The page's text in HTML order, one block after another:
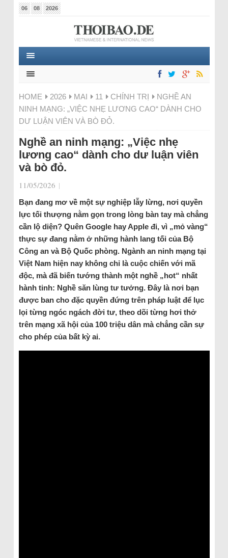
06 08 2026
HOME 2026 MAI 11 CHÍNH TRỊ
NGHỀ AN
NINH MẠNG: „VIỆC NHẸ LƯƠNG CAO“ DÀNH CHO
DƯ LUẬN VIÊN VÀ BÒ ĐỎ.
Nghề an ninh mạng: „Việc nhẹ
lương cao“ dành cho dư luận viên
và bò đỏ.
11/05/2026 |
Bạn đang mơ về một sự nghiệp lẫy lừng, nơi quyền
lực tối thượng nằm gọn trong lòng bàn tay mà chẳng
cần lộ diện? Quên Google hay Apple đi, vì „mỏ vàng“
thực sự đang nằm ở những hành lang tối của Bộ
Công an và Bộ Quốc phòng. Ngành an ninh mạng tại
Việt Nam hiện nay không chỉ là cuộc chiến với mã
độc, mà đã biến tướng thành một nghề „hot“ nhất
hành tinh: Nghề săn lùng tư tưởng. Đây là nơi bạn
được ban cho đặc quyền đứng trên pháp luật để lục
lọi từng ngóc ngách đời tư, theo dõi từng hơi thở
trên mạng xã hội của 100 triệu dân mà chẳng cần sự
cho phép của bất kỳ ai.